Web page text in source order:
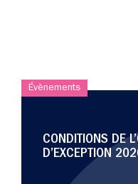
Évènements
CONDITIONS DE
D’EXCEPTION